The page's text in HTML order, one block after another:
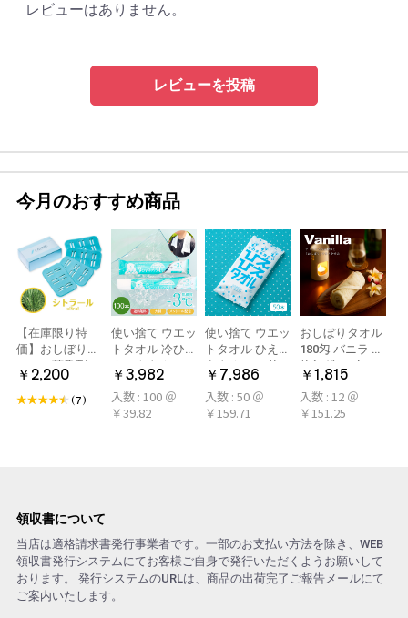
レビューはありません。
レビューを投稿
今月のおすすめ商品
【在庫限り特
価】おしぼり用
アロマ芳香剤
LARME(ラルム)
シトラール 旧デ
￥2,200
(7)
使い捨て ウエッ
トタオル 冷ひや
ネックタオル
50本×2パック
100本 冷感タオ
ル 首 個包装 日
￥3,982
入数 : 100 ＠
￥39.82
使い捨て ウエッ
トタオル ひえひ
えタオル 50枚
冷感タオル ミン
ト アロマおしぼ
り
￥7,986
入数 : 50 ＠
￥159.71
おしぼりタオル
180匁 バニラ 12
枚(1ダース)
￥1,815
入数 : 12 ＠
￥151.25
領収書について
当店は適格請求書発行事業者です。一部のお支払い方法を除き、WEB
領収書発行システムにてお客様ご自身で発行いただくようお願いして
おります。 発行システムのURLは、商品の出荷完了ご報告メールにて
ご案内いたします。